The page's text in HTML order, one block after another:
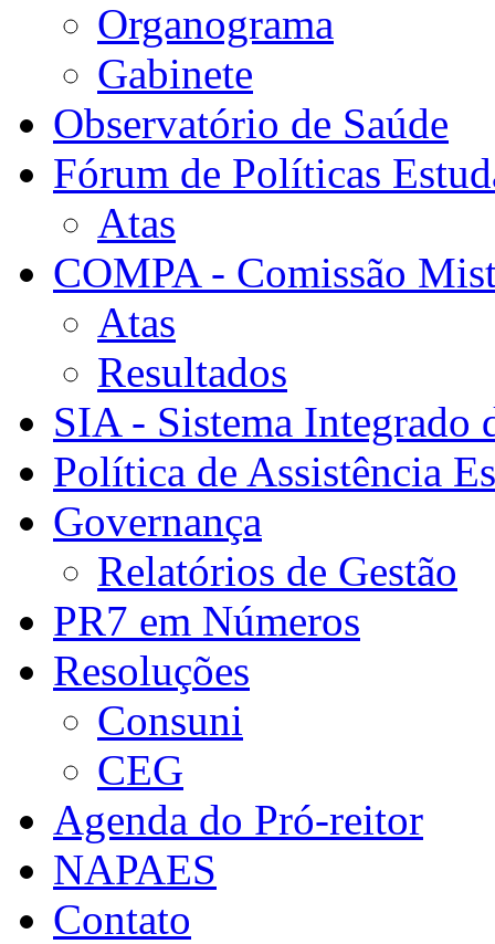
Organograma
Gabinete
Observatório de Saúde
Fórum de Políticas
Atas
COMPA - Comissão
Atas
Resultados
SIA - Sistema Integrado
Política de Assistência
Governança
Relatórios de Gestão
PR7 em Números
Resoluções
Consuni
CEG
Agenda do Pró-reitor
NAPAES
Contato